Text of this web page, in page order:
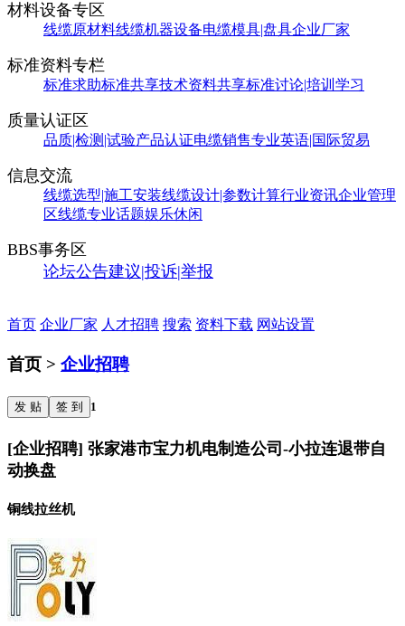
材料设备专区
线缆原材料线缆机器设备电缆模具|盘具企业厂家
标准资料专栏
标准求助标准共享技术资料共享标准讨论|培训学习
质量认证区
品质|检测|试验产品认证电缆销售专业英语|国际贸易
信息交流
线缆选型|施工安装线缆设计|参数计算行业资讯企业管理
区线缆专业话题娱乐休闲
BBS事务区
论坛公告建议|投诉|举报
首页 企业厂家 人才招聘 搜索 资料下载 网站设置
首页 > 企业招聘
发 贴 签 到 1
[企业招聘] 张家港市宝力机电制造公司-小拉连退带自
动换盘
铜线拉丝机